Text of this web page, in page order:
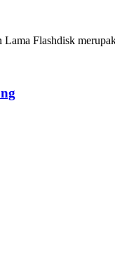
Flashdisk